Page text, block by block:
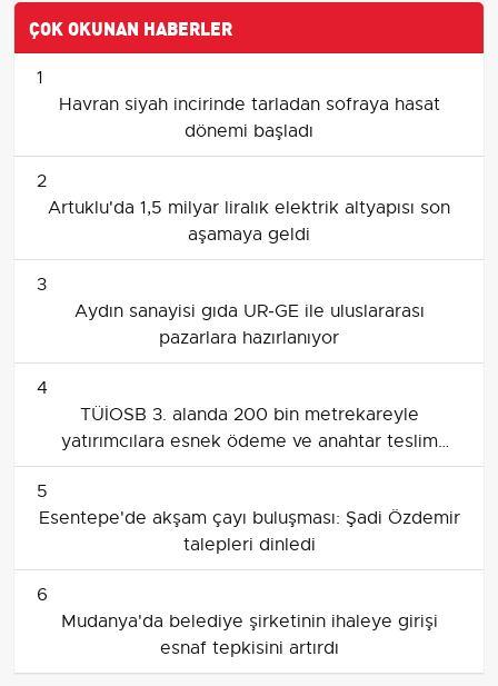
ÇOK OKUNAN HABERLER
1
Havran siyah incirinde tarladan sofraya hasat
dönemi başladı
2
Artuklu'da 1,5 milyar liralık elektrik altyapısı son
aşamaya geldi
3
Aydın sanayisi gıda UR‑GE ile uluslararası
pazarlara hazırlanıyor
4
TÜİOSB 3. alanda 200 bin metrekareyle
yatırımcılara esnek ödeme ve anahtar teslim
fırsatı sunuyor
5
Esentepe'de akşam çayı buluşması: Şadi Özdemir
talepleri dinledi
6
Mudanya'da belediye şirketinin ihaleye girişi
esnaf tepkisini artırdı